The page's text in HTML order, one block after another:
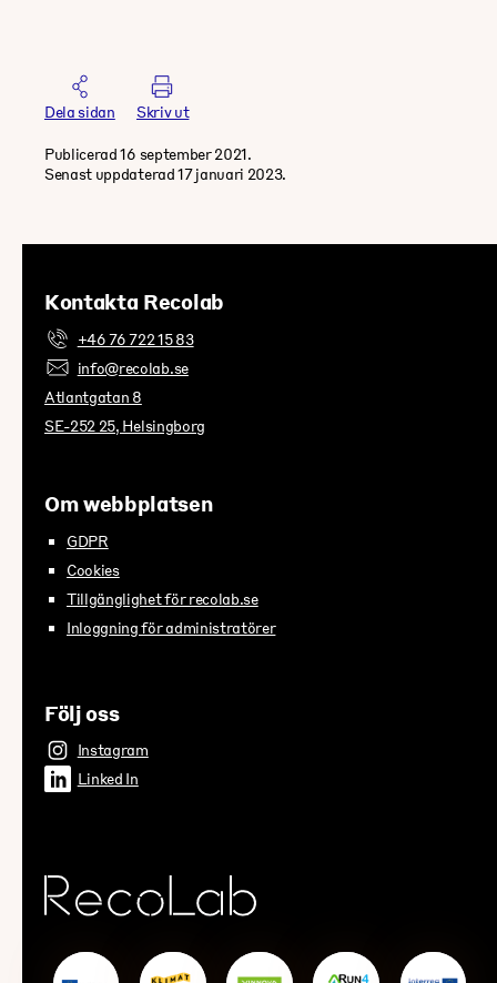
Dela sidan Skriv ut
Publicerad 16 september 2021.
Senast uppdaterad 17 januari 2023.
Kontakta Recolab
+46 76 722 15 83
info@recolab.se
Atlantgatan 8
SE-252 25, Helsingborg
Om webbplatsen
GDPR
Cookies
Tillgänglighet för recolab.se
Inloggning för administratörer
Följ oss
Instagram
Linked In